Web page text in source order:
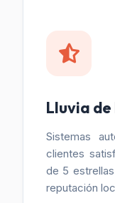
Lluvia de
Sistemas
clientes
de 5
reputación